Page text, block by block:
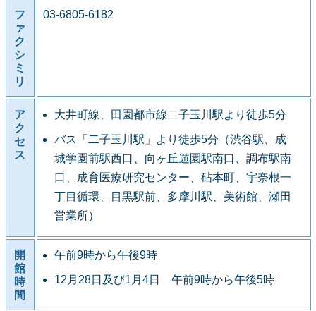
フ
ァ
ク
シ
ミ
リ
03-6805-6182
ア
ク
セ
ス
大井町線、田園都市線二子玉川駅より徒歩5分
バス「二子玉川駅」より徒歩5分（渋谷駅、成
城学園前駅西口、向ヶ丘遊園駅南口、調布駅南
口、成育医療研究センター、砧本町、宇奈根一
丁目循環、目黒駅前、多摩川駅、美術館、瀬田
営業所）
開
館
時
間
午前9時から午後9時
12月28日及び1月4日 午前9時から午後5時